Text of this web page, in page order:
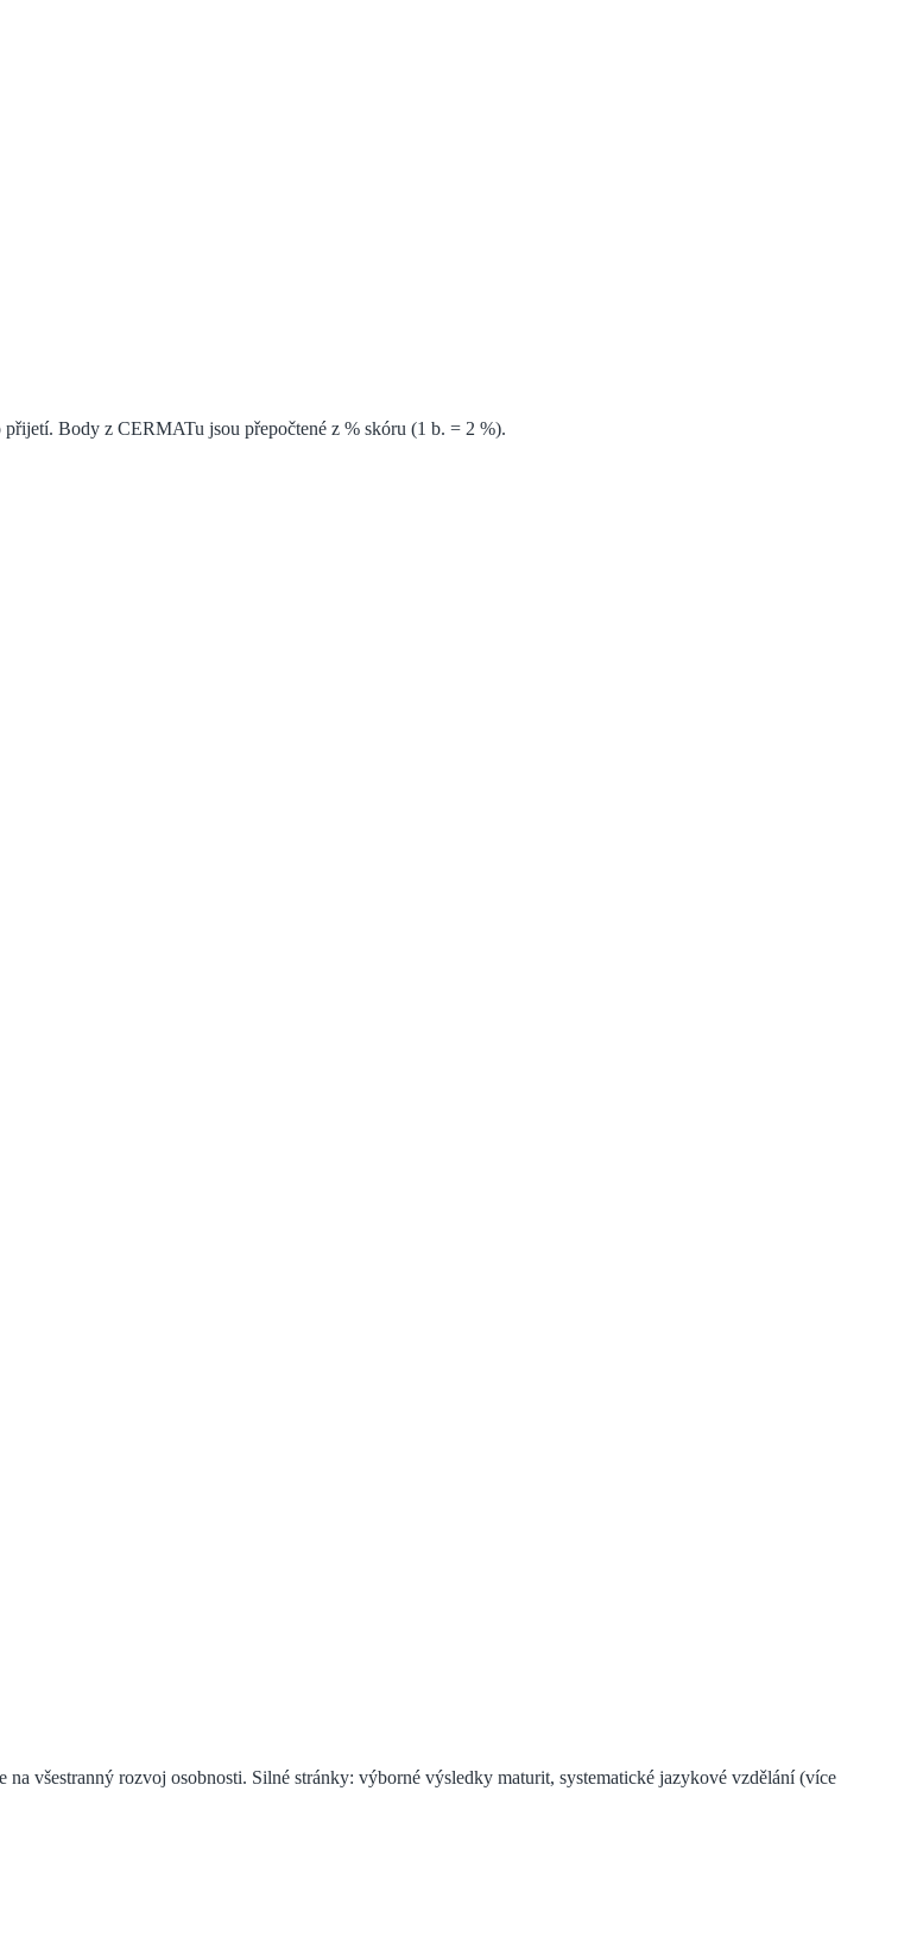
Body z CERMATu jsou přepočtené z % skóru (1 b. = 2 %).
všestranný rozvoj osobnosti. Silné stránky: výborné výsledky maturit, systematické jazykové vzdělání (více